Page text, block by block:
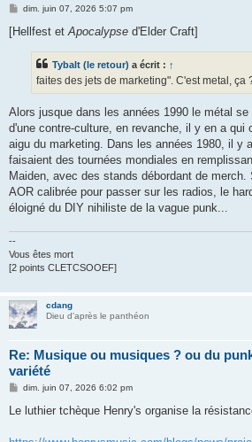
M
s
dim. juin 07, 2026 5:07 pm
[Hellfest etApocalypse d'Elder Craft]
Tybalt (le retour) a écrit : ↑
faites des jets de marketing". C'est metal, ça
Alors jusque dans les années 1990 le métal
d'une contre-culture, en revanche, il y en a qui
aigu du marketing. Dans les années 1980, il y
faisaient des tournées mondiales en
Maiden, avec des stands débordant de
AOR calibrée pour passer sur les radios, le
éloigné du DIY nihiliste de la vague punk...
--
Vous êtes mort
[2 points CLETCSOOEF]
cdang
Dieu d'après le panthéon
Re: Musique ou musiques ? ou du
variété
M
s
g
dim. juin 07, 2026 6:02 pm
Le luthier tchèque Henry's organise la